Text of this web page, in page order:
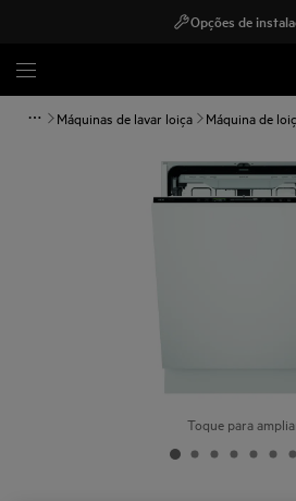
Opções de
Máquinas de lavar loiça Máquina de
Toque para